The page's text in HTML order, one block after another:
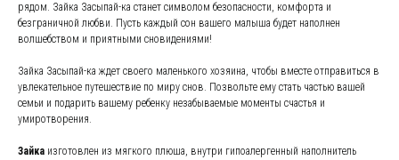
рядом. Зайка Засыпай-ка станет символом безопасности, комфорта и
безграничной любви. Пусть каждый сон вашего малыша будет наполнен
волшебством и приятными сновидениями!
Зайка Засыпай-ка ждет своего маленького хозяина, чтобы вместе отправиться в
увлекательное путешествие по миру снов. Позвольте ему стать частью вашей
семьи и подарить вашему ребенку незабываемые моменты счастья и
умиротворения.
Зайка изготовлен из мягкого плюша, внутри гипоалергенный наполнитель